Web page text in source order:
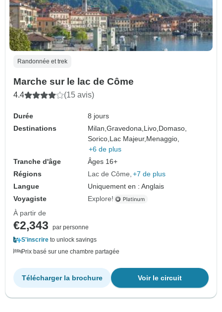
Randonnée et trek
Marche sur le lac de Côme
4.4 (15 avis)
Durée
8 jours
Destinations
Milan,Gravedona,Livo,Domaso,
Sorico,Lac Majeur,Menaggio,
+6 de plus
Tranche d'âge
Âges 16+
Régions
Lac de Côme +7 de plus
Langue
Uniquement en : Anglais
Voyagiste
Explore!
À partir de
€2,343
par personne
S'inscrire to unlock savings
Prix basé sur une chambre partagée
Voir le circuit
Télécharger la brochure